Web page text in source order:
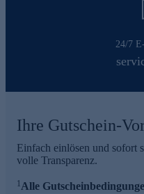
24/7
Ihre Gutschein-
Einfach einlösen und sofort
volle Transparenz.
1Alle